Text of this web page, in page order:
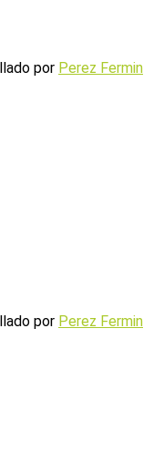
por Perez Fermin
por Perez Fermin